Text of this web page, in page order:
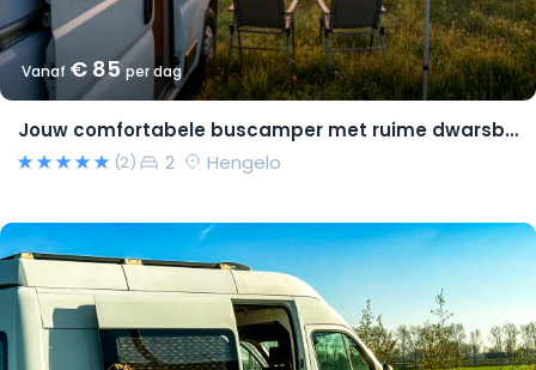
Vanaf € 85per dag
Jouw comfortabele buscamper met ruime dwarsbedden en natural look(s)!
(2) 2 Hengelo